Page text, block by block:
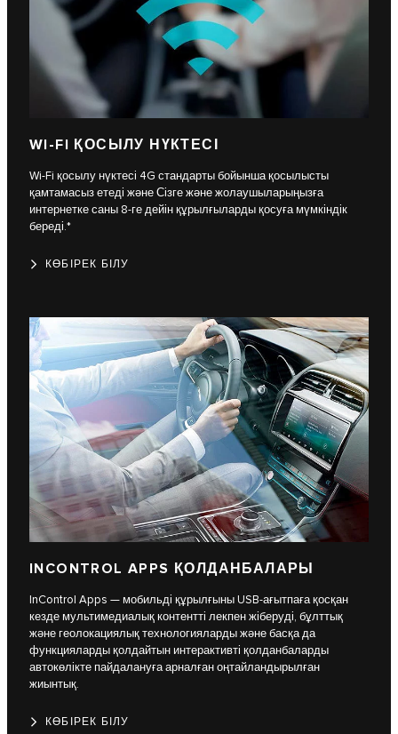
WI-FI ҚОСЫЛУ НҮКТЕСІ
Wi-Fi қосылу нүктесі 4G стандарты бойынша қосылысты
қамтамасыз етеді және Сізге және жолаушыларыңызға
интернетке саны 8-ге дейін құрылғыларды қосуға мүмкіндік
береді.*
КӨБІРЕК БІЛУ
INCONTROL APPS ҚОЛДАНБАЛАРЫ
InControl Apps — мобильді құрылғыны USB-ағытпаға қосқан
кезде мультимедиалық контентті лекпен жіберуді, бұлттық
және геолокациялық технологияларды және басқа да
функцияларды қолдайтын интерактивті қолданбаларды
автокөлікте пайдалануға арналған оңтайландырылған
жиынтық.
КӨБІРЕК БІЛУ